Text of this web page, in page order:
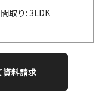
間取り: 3LDK